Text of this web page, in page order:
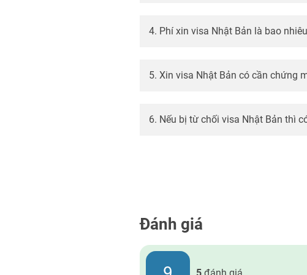
Chính
4. Phí xin visa Nhật Bản là bao
5. Xin visa Nhật Bản có cần chứng
6. Nếu bị từ chối visa Nhật Bản thì
Đánh giá